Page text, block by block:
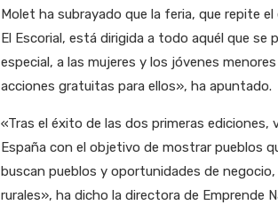
Molet ha subrayado que la feria, que repite
El Escorial, está dirigida a todo aquél que
especial, a las mujeres y los jóvenes
acciones gratuitas para ellos», ha apuntado.
«Tras el éxito de las dos primeras
España con el objetivo de mostrar pueblos
buscan pueblos y oportunidades de
rurales», ha dicho la directora de Emprende